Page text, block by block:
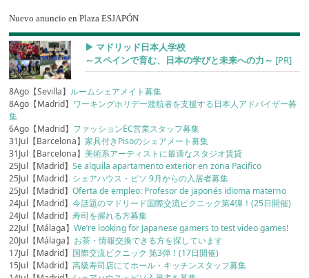
Nuevo anuncio en Plaza ESJAPÓN
▶︎ マドリッド日本人学校
～スペインで育む、日本の学びと未来への力～ [PR]
8Ago【Sevilla】 ルームシェアメイト募集
8Ago【Madrid】 ワーキングホリデー渡航者を支援する日本人アドバイザー募
集
6Ago【Madrid】 ファッションEC営業スタッフ募集
31Jul【Barcelona】家具付きPisoのシェアメート募集
31Jul【Barcelona】美術系アーティストに最適なスタジオ賃貸
25Jul【Madrid】Se alquila apartamento exterior en zona Pacifico
25Jul【Madrid】 シェアハウス・ピソ 9月からの入居者募集
25Jul【Madrid】Oferta de empleo: Profesor de japonés idioma materno
24Jul【Madrid】今話題のマドリード国際交流ピクニック第4弾！(25日開催)
24Jul【Madrid】寿司を握れる方募集
22Jul【Málaga】We’re looking for Japanese gamers to test video games!
20Jul【Málaga】 お茶・情報交換できる方を探しています
17Jul【Madrid】 国際交流ピクニック 第3弾！(17日開催)
15Jul【Madrid】高級寿司店にてホール・キッチンスタッフ募集